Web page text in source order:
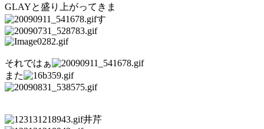
GLAYと盛り上がってきま
す
それではぁ
また
井芹